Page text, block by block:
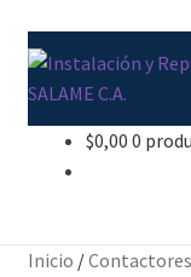
Ir
a
la
navegación
Ir
al
contenido
$0,00 0
Inicio /Contactores